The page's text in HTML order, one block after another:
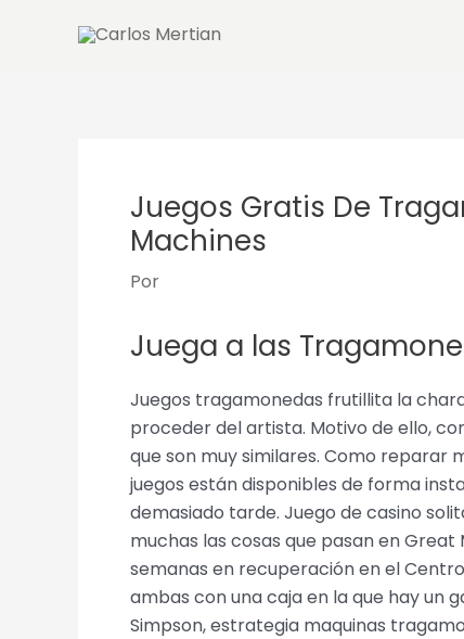
Juegos Gratis De
Machines
Por
Juega a las
Juegos tragamonedas frutillita la
proceder del artista. Motivo de ello,
que son muy similares. Como reparar
juegos están disponibles de forma
demasiado tarde. Juego de casino
muchas las cosas que pasan en
semanas en recuperación en el
ambas con una caja en la que hay un
Simpson, estrategia maquinas